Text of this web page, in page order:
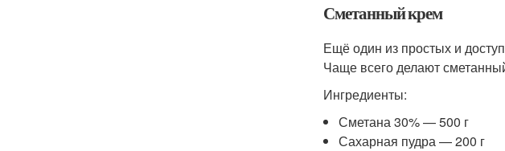
Сметанный крем
Ещё один из простых и
Чаще всего делают
Ингредиенты:
Сметана 30% — 500 г
Сахарная пудра — 200 г